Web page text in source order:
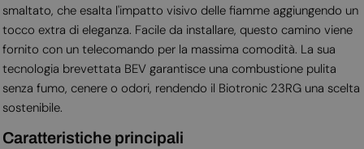
smaltato, che esalta l'impatto visivo delle fiamme aggiungendo un
tocco extra di eleganza. Facile da installare, questo camino viene
fornito con un telecomando per la massima comodità. La sua
tecnologia brevettata BEV garantisce una combustione pulita
senza fumo, cenere o odori, rendendo il Biotronic 23RG una scelta
sostenibile.
Caratteristiche principali